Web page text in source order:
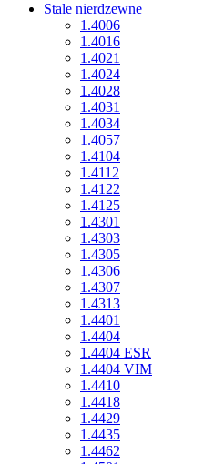
Stale nierdzewne
1.4006
1.4016
1.4021
1.4024
1.4028
1.4031
1.4034
1.4057
1.4104
1.4112
1.4122
1.4125
1.4301
1.4303
1.4305
1.4306
1.4307
1.4313
1.4401
1.4404
1.4404 ESR
1.4404 VIM
1.4410
1.4418
1.4429
1.4435
1.4462